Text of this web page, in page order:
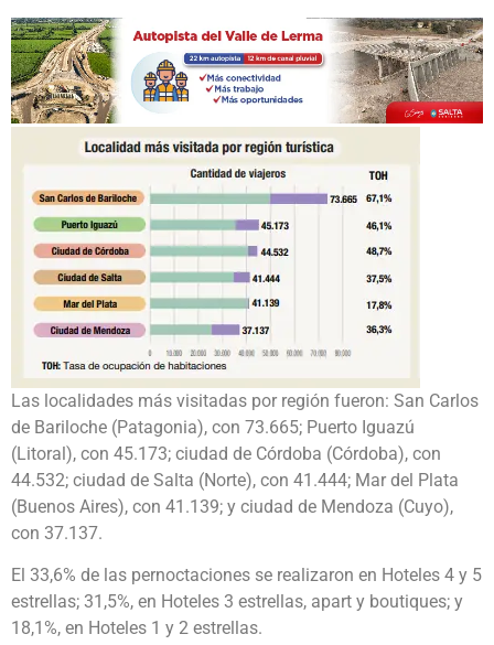
Las localidades más visitadas por región fueron: San Carlos
de Bariloche (Patagonia), con 73.665; Puerto Iguazú
(Litoral), con 45.173; ciudad de Córdoba (Córdoba), con
44.532; ciudad de Salta (Norte), con 41.444; Mar del Plata
(Buenos Aires), con 41.139; y ciudad de Mendoza (Cuyo),
con 37.137.
El 33,6% de las pernoctaciones se realizaron en Hoteles 4 y 5
estrellas; 31,5%, en Hoteles 3 estrellas, apart y boutiques; y
18,1%, en Hoteles 1 y 2 estrellas.